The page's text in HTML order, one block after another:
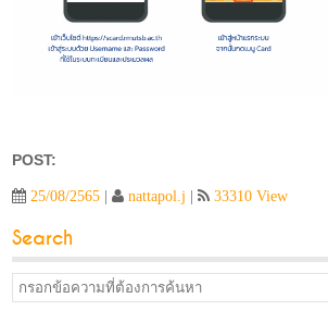
POST:
25/08/2565 | nattapol.j | 33310 View
Search